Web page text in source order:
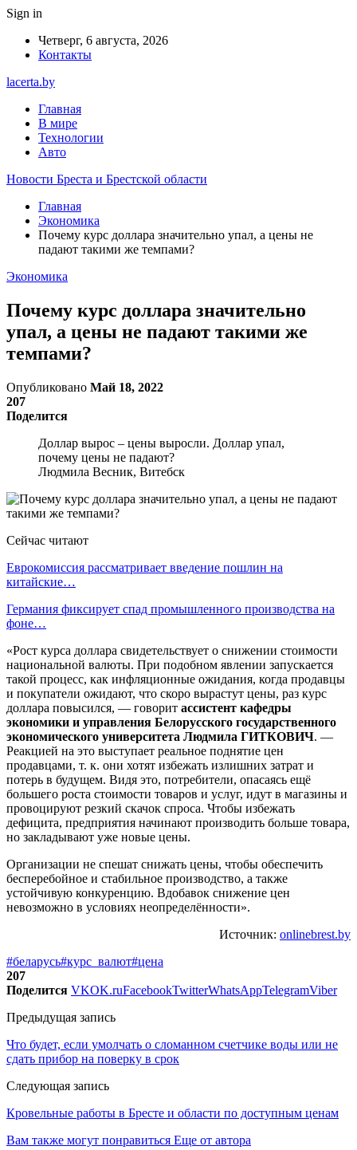
Sign in
Четверг, 6 августа, 2026
Контакты
lacerta.by
Главная
В мире
Технологии
Авто
Новости Бреста и Брестской области
Главная
Экономика
Почему курс доллара значительно упал, а цены не
падают такими же темпами?
Экономика
Почему курс доллара значительно
упал, а цены не падают такими же
темпами?
Опубликовано Май 18, 2022
207
Поделится
Доллар вырос – цены выросли. Доллар упал,
почему цены не падают?
Людмила Весник, Витебск
Сейчас читают
Еврокомиссия рассматривает введение пошлин на
китайские…
Германия фиксирует спад промышленного производства на
фоне…
«Рост курса доллара свидетельствует о снижении стоимости
национальной валюты. При подобном явлении запускается
такой процесс, как инфляционные ожидания, когда продавцы
и покупатели ожидают, что скоро вырастут цены, раз курс
доллара повысился, — говорит ассистент кафедры
экономики и управления Белорусского государственного
экономического университета Людмила ГИТКОВИЧ. —
Реакцией на это выступает реальное поднятие цен
продавцами, т. к. они хотят избежать излишних затрат и
потерь в будущем. Видя это, потребители, опасаясь ещё
большего роста стоимости товаров и услуг, идут в магазины и
провоцируют резкий скачок спроса. Чтобы избежать
дефицита, предприятия начинают производить больше товара,
но закладывают уже новые цены.
Организации не спешат снижать цены, чтобы обеспечить
бесперебойное и стабильное производство, а также
устойчивую конкуренцию. Вдобавок снижение цен
невозможно в условиях неопределённости».
Источник: onlinebrest.by
#беларусь#курс_валют#цена
207
Поделится VKOK.ruFacebookTwitterWhatsAppTelegramViber
Предыдущая запись
Что будет, если умолчать о сломанном счетчике воды или не
сдать прибор на поверку в срок
Следующая запись
Кровельные работы в Бресте и области по доступным ценам
Вам также могут понравиться Еще от автора